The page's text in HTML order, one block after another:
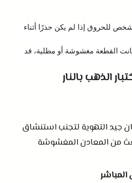
للحروق إذا لم يكن حذرًا أثناء
القطعة مغشوشة أو مطلية، قد
الذهب بالنار
جيد التهوية لتجنب استنشاق
من المعادن المغشوشة